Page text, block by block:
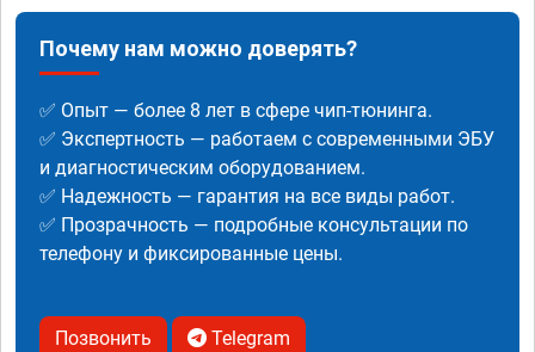
Почему нам можно доверять?
✅ Опыт — более 8 лет в сфере чип-тюнинга.
✅ Экспертность — работаем с современными ЭБУ
и диагностическим оборудованием.
✅ Надежность — гарантия на все виды работ.
✅ Прозрачность — подробные консультации по
телефону и фиксированные цены.
Позвонить Telegram